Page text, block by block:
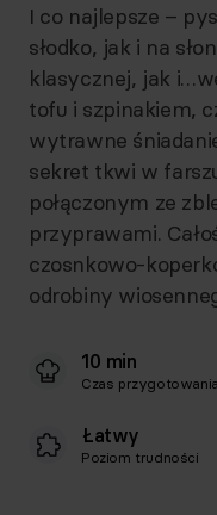
I co najlepsze –
słodko, jak i na
klasycznej, jak
tofu i szpinakiem,
wytrawne
sekret tkwi w
połączonym ze
przyprawami.
czosnkowo-
odrobiny
10 min
Czas przygotowania
Łatwy
Poziom trudności